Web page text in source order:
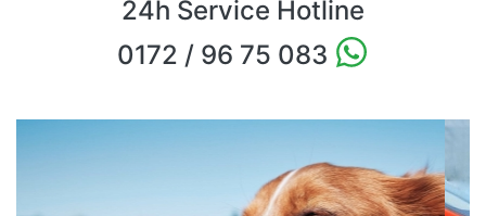
24h Service Hotline
0172 / 96 75 083